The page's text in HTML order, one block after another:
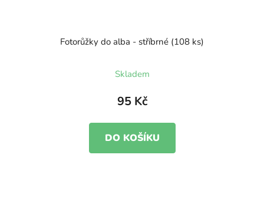
Fotorůžky do alba - stříbrné (108 ks)
Skladem
95 Kč
DO KOŠÍKU